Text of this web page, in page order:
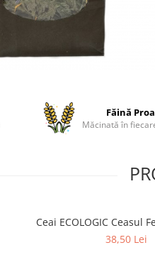
Făină
Măcinată în
Ceai ECOLOGIC Ceasul
38,50 Lei